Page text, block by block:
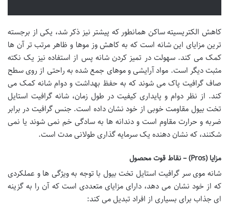
کاهش الکتریسیته ساکن همانطور که پیشتر نیز ذکر شد، یکی از برجسته
ترین مزایای این شانه است که به کاهش وز موها و ظاهر مرتب تر آن ها
کمک می کند. سهولت در تمیز کردن شانه پس از استفاده نیز یک نکته
مثبت دیگر است. مواد آرایشی و موهای جمع شده به راحتی از روی سطح
صاف گرافیت پاک می شوند که به حفظ بهداشت و دوام شانه کمک می
کند. از نظر دوام و پایداری کیفیت در طول زمان، شانه گرافیت استایل
تخت بیول مقاومت خوبی از خود نشان داده است. جنس گرافیت در برابر
ضربه و حرارت مقاوم است و دندانه ها به سادگی خم نمی شوند یا نمی
شکنند، که نشان دهنده یک سرمایه گذاری طولانی مدت است.
مزایا (Pros) – نقاط قوت محصول
شانه موی سر گرافیت استایل تخت بیول با توجه به ویژگی ها و عملکردی
که از خود نشان می دهد، دارای مزایای متعددی است که آن را به گزینه
ای جذاب برای بسیاری از افراد تبدیل می کند: